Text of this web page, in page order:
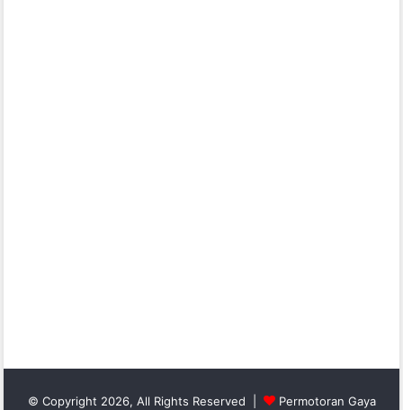
© Copyright 2026, All Rights Reserved |
Permotoran Gaya